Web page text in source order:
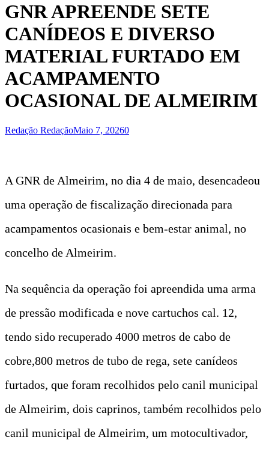
GNR APREENDE SETE
CANÍDEOS E DIVERSO
MATERIAL FURTADO EM
ACAMPAMENTO
OCASIONAL DE ALMEIRIM
Redação RedaçãoMaio 7, 20260
A GNR de Almeirim, no dia 4 de maio, desencadeou
uma operação de fiscalização direcionada para
acampamentos ocasionais e bem-estar animal, no
concelho de Almeirim.
Na sequência da operação foi apreendida uma arma
de pressão modificada e nove cartuchos cal. 12,
tendo sido recuperado 4000 metros de cabo de
cobre,800 metros de tubo de rega, sete canídeos
furtados, que foram recolhidos pelo canil municipal
de Almeirim, dois caprinos, também recolhidos pelo
canil municipal de Almeirim, um motocultivador,